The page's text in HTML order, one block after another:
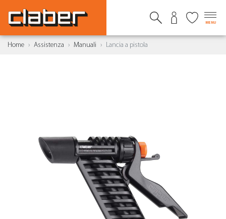
MENU
Home Assistenza Manuali Lancia a pistola